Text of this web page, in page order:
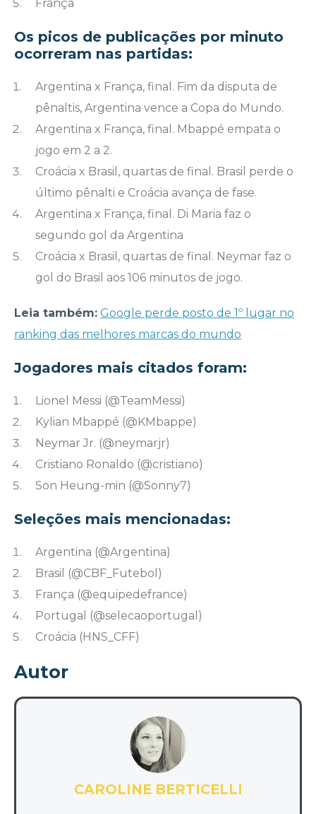
França
Os picos de publicações por minuto
ocorreram nas partidas:
Argentina x França, final. Fim da disputa de
pênaltis, Argentina vence a Copa do Mundo.
Argentina x França, final. Mbappé empata o
jogo em 2 a 2.
Croácia x Brasil, quartas de final. Brasil perde o
último pênalti e Croácia avança de fase.
Argentina x França, final. Di Maria faz o
segundo gol da Argentina
Croácia x Brasil, quartas de final. Neymar faz o
gol do Brasil aos 106 minutos de jogo.
Leia também: Google perde posto de 1º lugar no
ranking das melhores marcas do mundo
Jogadores mais citados foram:
Lionel Messi (@TeamMessi)
Kylian Mbappé (@KMbappe)
Neymar Jr. (@neymarjr)
Cristiano Ronaldo (@cristiano)
Son Heung-min (@Sonny7)
Seleções mais mencionadas:
Argentina (@Argentina)
Brasil (@CBF_Futebol)
França (@equipedefrance)
Portugal (@selecaoportugal)
Croácia (HNS_CFF)
Autor
CAROLINE BERTICELLI